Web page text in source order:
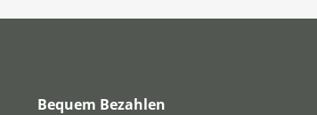
Bequem Bezahlen